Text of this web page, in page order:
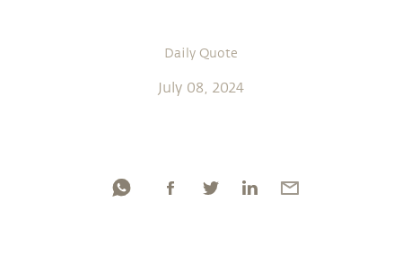
Daily Quote
July 08, 2024